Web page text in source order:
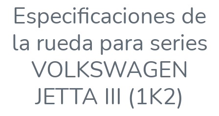
Especificaciones de
la rueda para series
VOLKSWAGEN
JETTA III (1K2)